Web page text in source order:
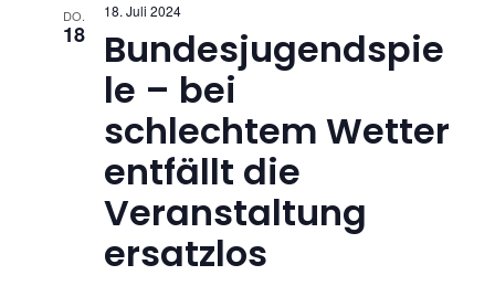
h
e
n
DO.
18
18. Juli 2024
Bundesjugendspie
le – bei
schlechtem Wetter
entfällt die
Veranstaltung
ersatzlos